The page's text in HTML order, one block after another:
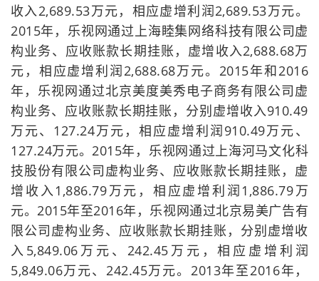
收入2,689.53万元，相应虚增利润2,689.53万元。
2015年，乐视网通过上海睦集网络科技有限公司虚
构业务、应收账款长期挂账，虚增收入2,688.68万
元，相应虚增利润2,688.68万元。2015年和2016
年，乐视网通过北京美度美秀电子商务有限公司虚
构业务、应收账款长期挂账，分别虚增收入910.49
万元、127.24万元，相应虚增利润910.49万元、
127.24万元。2015年，乐视网通过上海河马文化科
技股份有限公司虚构业务、应收账款长期挂账，虚
增收入1,886.79万元，相应虚增利润1,886.79万
元。2015年至2016年，乐视网通过北京易美广告有
限公司虚构业务、应收账款长期挂账，分别虚增收
入5,849.06万元、242.45万元，相应虚增利润
5,849.06万元、242.45万元。2013年至2016年，